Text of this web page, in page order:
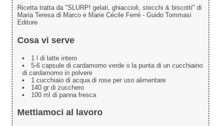
Ricetta tratta da "SLURP! gelati, ghiaccioli, stecchi & biscotti" di
Maria Teresa di Marco e Marie Cécile Ferré - Guido Tommasi
Editore
Cosa vi serve
1 l di latte intero
5-6 capsule di cardamomo verde o la punta di un cucchiaino
di cardamomo in polvere
1 cucchiaio di acqua di rose per uso alimentare
140 gr di zucchero
100 ml di panna fresca
Mettiamoci al lavoro